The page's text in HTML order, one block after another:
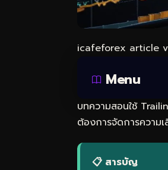
icafeforex article
Menu
บทความสอนใช้
ต้องการจัดการความ
📋 สารบัญ